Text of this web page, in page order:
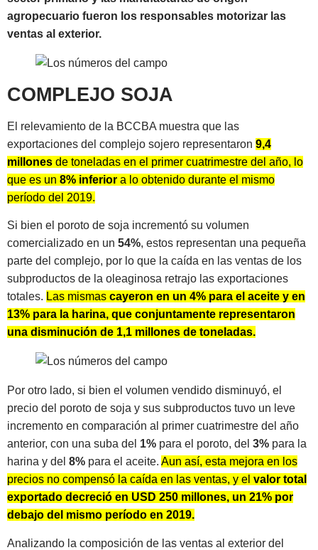
agropecuario fueron los responsables motorizar las
ventas al exterior.
COMPLEJO SOJA
El relevamiento de la BCCBA muestra que las
exportaciones del complejo sojero representaron 9,4
millones de toneladas en el primer cuatrimestre del año, lo
que es un 8% inferior a lo obtenido durante el mismo
período del 2019.
Si bien el poroto de soja incrementó su volumen
comercializado en un 54%, estos representan una pequeña
parte del complejo, por lo que la caída en las ventas de los
subproductos de la oleaginosa retrajo las exportaciones
totales. Las mismas cayeron en un 4% para el aceite y en
13% para la harina, que conjuntamente representaron
una disminución de 1,1 millones de toneladas.
Por otro lado, si bien el volumen vendido disminuyó, el
precio del poroto de soja y sus subproductos tuvo un leve
incremento en comparación al primer cuatrimestre del año
anterior, con una suba del 1% para el poroto, del 3% para la
harina y del 8% para el aceite. Aun así, esta mejora en los
precios no compensó la caída en las ventas, y el valor total
exportado decreció en USD 250 millones, un 21% por
debajo del mismo período en 2019.
Analizando la composición de las ventas al exterior del